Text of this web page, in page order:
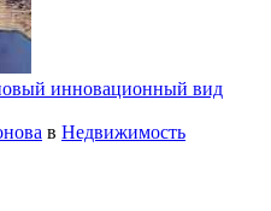
инновационный вид
в Недвижимость